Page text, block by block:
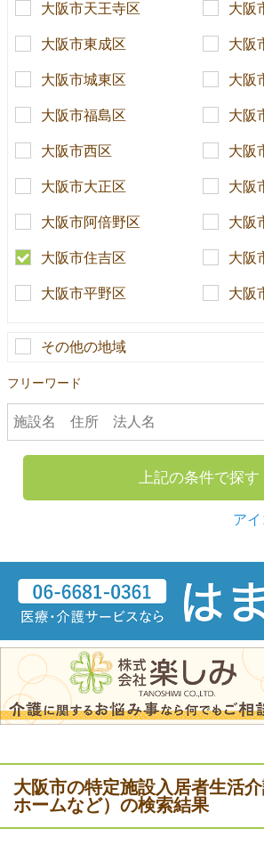
大阪市天王寺区 大阪
大阪市東成区 大阪
大阪市城東区 大阪
大阪市福島区 大阪
大阪市西区 大阪
大阪市大正区 大阪
大阪市阿倍野区 大阪
大阪市住吉区 大阪
大阪市平野区 大阪
その他の地域
フリーワード
上記の条件で探す
ア
大阪市の特定施設入居者生活
ホームなど）の検索結果